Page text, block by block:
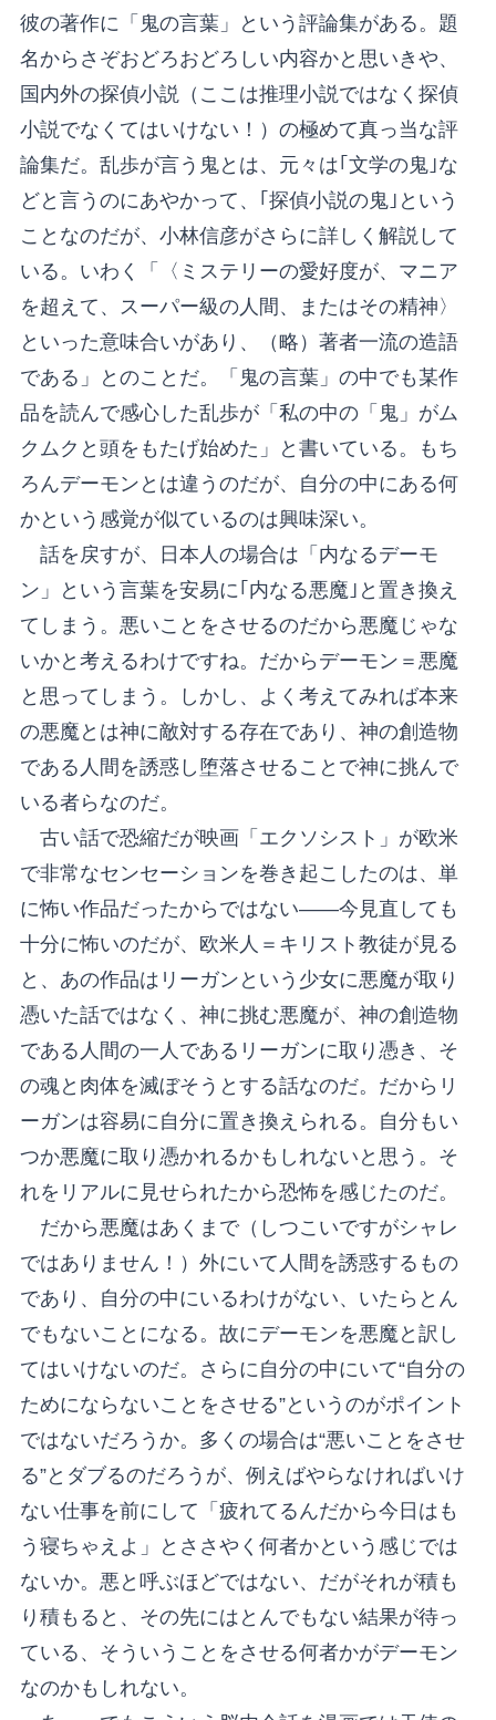
彼の著作に「鬼の言葉」という評論集がある。題
名からさぞおどろおどろしい内容かと思いきや、
国内外の探偵小説（ここは推理小説ではなく探偵
小説でなくてはいけない！）の極めて真っ当な評
論集だ。乱歩が言う鬼とは、元々は｢文学の鬼｣な
どと言うのにあやかって、｢探偵小説の鬼｣という
ことなのだが、小林信彦がさらに詳しく解説して
いる。いわく「〈ミステリーの愛好度が、マニア
を超えて、スーパー級の人間、またはその精神〉
といった意味合いがあり、（略）著者一流の造語
である」とのことだ。「鬼の言葉」の中でも某作
品を読んで感心した乱歩が「私の中の「鬼」がム
クムクと頭をもたげ始めた」と書いている。もち
ろんデーモンとは違うのだが、自分の中にある何
かという感覚が似ているのは興味深い。
話を戻すが、日本人の場合は「内なるデーモ
ン」という言葉を安易に｢内なる悪魔｣と置き換え
てしまう。悪いことをさせるのだから悪魔じゃな
いかと考えるわけですね。だからデーモン＝悪魔
と思ってしまう。しかし、よく考えてみれば本来
の悪魔とは神に敵対する存在であり、神の創造物
である人間を誘惑し堕落させることで神に挑んで
いる者らなのだ。
古い話で恐縮だが映画「エクソシスト」が欧米
で非常なセンセーションを巻き起こしたのは、単
に怖い作品だったからではない――今見直しても
十分に怖いのだが、欧米人＝キリスト教徒が見る
と、あの作品はリーガンという少女に悪魔が取り
憑いた話ではなく、神に挑む悪魔が、神の創造物
である人間の一人であるリーガンに取り憑き、そ
の魂と肉体を滅ぼそうとする話なのだ。だからリ
ーガンは容易に自分に置き換えられる。自分もい
つか悪魔に取り憑かれるかもしれないと思う。そ
れをリアルに見せられたから恐怖を感じたのだ。
だから悪魔はあくまで（しつこいですがシャレ
ではありません！）外にいて人間を誘惑するもの
であり、自分の中にいるわけがない、いたらとん
でもないことになる。故にデーモンを悪魔と訳し
てはいけないのだ。さらに自分の中にいて“自分の
ためにならないことをさせる”というのがポイント
ではないだろうか。多くの場合は“悪いことをさせ
る”とダブるのだろうが、例えばやらなければいけ
ない仕事を前にして「疲れてるんだから今日はも
う寝ちゃえよ」とささやく何者かという感じでは
ないか。悪と呼ぶほどではない、だがそれが積も
り積もると、その先にはとんでもない結果が待っ
ている、そういうことをさせる何者かがデーモン
なのかもしれない。